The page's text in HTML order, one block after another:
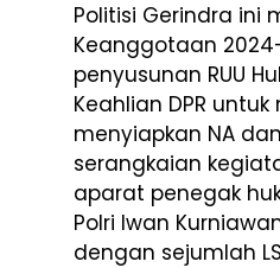
Politisi Gerindra ini
Keanggotaan
penyusunan RUU
Keahlian DPR
menyiapkan NA
serangkaian
aparat penegak
Polri Iwan
dengan sejumlah